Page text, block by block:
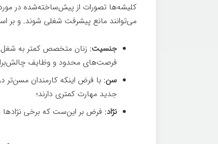
کلیشه‌ها تصورات از پیش‌ساخته‌شده در
می‌توانند مانع پیشرفت شغلی شوند. و بر
جنسیت: زنان متخصص کمتر به شغل
فرصت‌های محدود و وظایف
سن: با فرض اینکه کارمندان مسن‌تر
جدید مهارت کمتری دارند؛
نژاد: فرض بر این‌ست که برخی نژادها به